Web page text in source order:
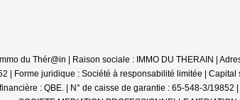
du Thér@in | Raison sociale : IMMO DU THERAIN |
| Forme juridique : Société à responsabilité limitée | Capital
: QBE. | N° de caisse de garantie : 65-548-3/